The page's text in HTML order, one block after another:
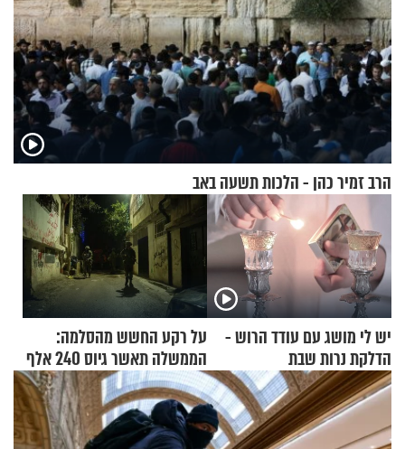
הרב זמיר כהן - הלכות תשעה באב
יש לי מושג עם עודד הרוש -
הדלקת נרות שבת
על רקע החשש מהסלמה:
הממשלה תאשר גיוס 240 אלף
אנשי מילואים